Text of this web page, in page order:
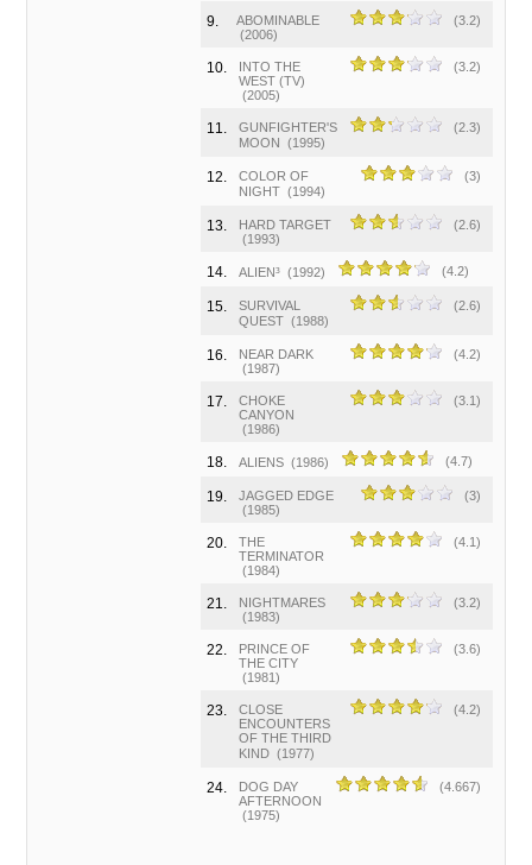
9.
ABOMINABLE
(2006)
(3.2)
10.
INTO THE
WEST (TV)
(2005)
(3.2)
11.
GUNFIGHTER'S
MOON (1995)
(2.3)
12.
COLOR OF
NIGHT (1994)
(3)
13.
HARD TARGET
(1993)
(2.6)
14. ALIEN³ (1992) (4.2)
15.
SURVIVAL
QUEST (1988)
(2.6)
16.
NEAR DARK
(1987)
(4.2)
17.
CHOKE
CANYON
(1986)
(3.1)
18. ALIENS (1986) (4.7)
19.
JAGGED EDGE
(1985)
(3)
20.
THE
TERMINATOR
(1984)
(4.1)
21.
NIGHTMARES
(1983)
(3.2)
22.
PRINCE OF
THE CITY
(1981)
(3.6)
23.
CLOSE
ENCOUNTERS
OF THE THIRD
KIND (1977)
(4.2)
24.
DOG DAY
AFTERNOON
(1975)
(4.667)